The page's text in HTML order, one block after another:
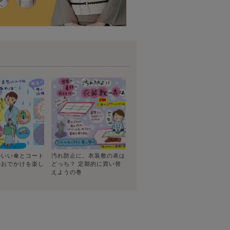
い傘とコート
でかけを楽し
汚れ防止に。衣装敷の表は
どっち？ 定期的に買い替
えようの巻